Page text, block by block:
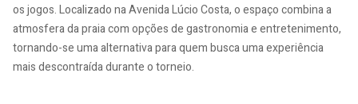
os jogos. Localizado na Avenida Lúcio Costa, o espaço combina a
atmosfera da praia com opções de gastronomia e entretenimento,
tornando-se uma alternativa para quem busca uma experiência
mais descontraída durante o torneio.